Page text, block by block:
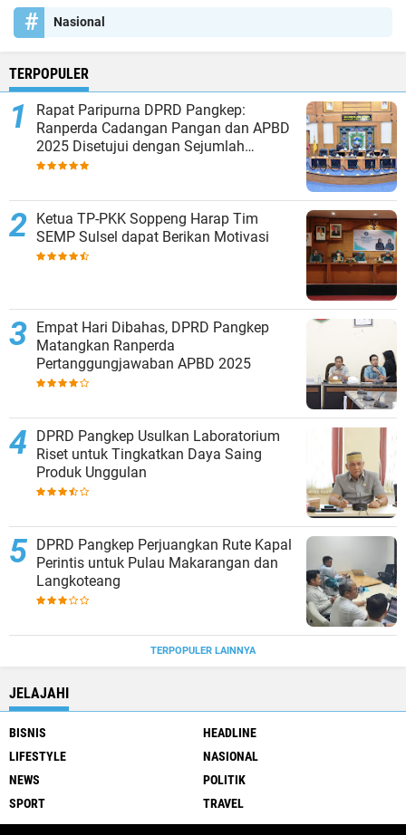
Nasional
TERPOPULER
Rapat Paripurna DPRD Pangkep:
Ranperda Cadangan Pangan dan APBD
2025 Disetujui dengan Sejumlah
Catatan
Ketua TP-PKK Soppeng Harap Tim
SEMP Sulsel dapat Berikan Motivasi
Empat Hari Dibahas, DPRD Pangkep
Matangkan Ranperda
Pertanggungjawaban APBD 2025
DPRD Pangkep Usulkan Laboratorium
Riset untuk Tingkatkan Daya Saing
Produk Unggulan
DPRD Pangkep Perjuangkan Rute Kapal
Perintis untuk Pulau Makarangan dan
Langkoteang
TERPOPULER LAINNYA
JELAJAHI
BISNIS
HEADLINE
LIFESTYLE
NASIONAL
NEWS
POLITIK
SPORT
TRAVEL